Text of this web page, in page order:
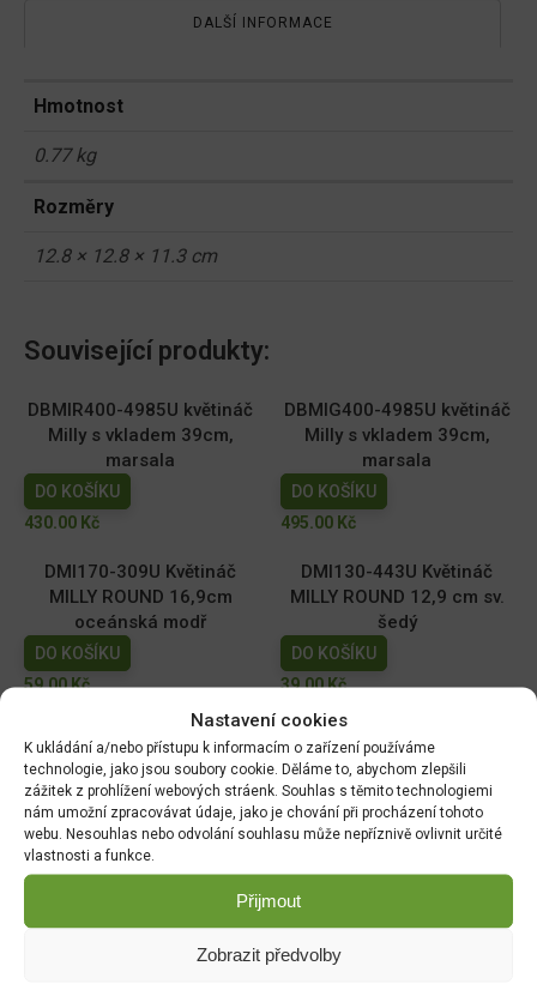
Nastavení cookies
K ukládání a/nebo přístupu k informacím o zařízení používáme
technologie, jako jsou soubory cookie. Děláme to, abychom zlepšili
zážitek z prohlížení webových stráenk. Souhlas s těmito technologiemi
nám umožní zpracovávat údaje, jako je chování při procházení tohoto
webu. Nesouhlas nebo odvolání souhlasu může nepříznivě ovlivnit určité
vlastnosti a funkce.
Přijmout
Zobrazit předvolby
DALŠÍ INFORMACE
Hmotnost
0.77 kg
Rozměry
12.8 × 12.8 × 11.3 cm
Související produkty:
DBMIR400-4985U květináč
Milly s vkladem 39cm,
marsala
DO KOŠÍKU
430.00 Kč
DBMIG400-4985U květináč
Milly s vkladem 39cm,
marsala
DO KOŠÍKU
495.00 Kč
DMI170-309U Květináč
MILLY ROUND 16,9cm
oceánská modř
DO KOŠÍKU
59.00Kč
DMI130-443U Květináč
MILLY ROUND 12,9 cm sv.
šedý
DO KOŠÍKU
39.00Kč
DMI110-2411U Květináč
MILLY ROUND 10,9cm tm.
zelený
DO KOŠÍKU
29.00
Kč
DMI150-443U Květináč
MILLY ROUND 14,6cm sv.
šedý
DO KOŠÍKU
DOPRAVA ZDARMA OD 1500 KČ